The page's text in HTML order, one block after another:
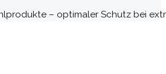
– optimaler Schutz bei